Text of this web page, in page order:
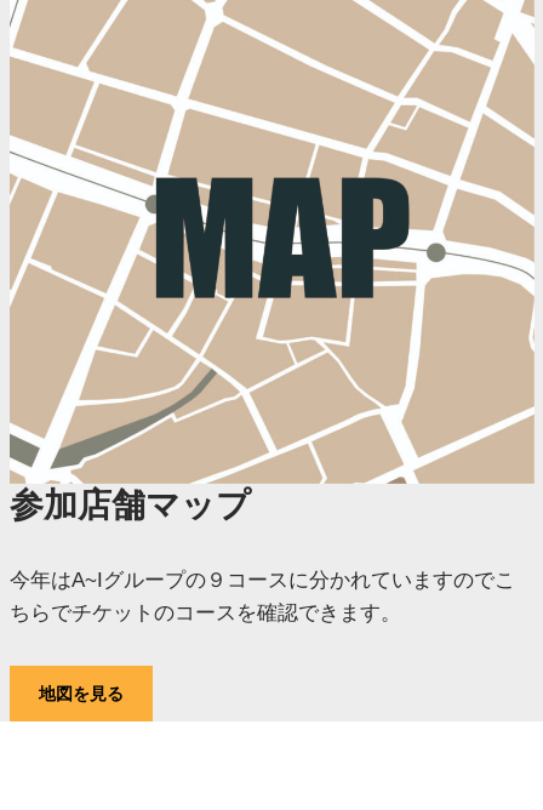
参加店舗マップ
今年はA~Iグループの９コースに分かれていますのでこ
ちらでチケットのコースを確認できます。
地図を見る